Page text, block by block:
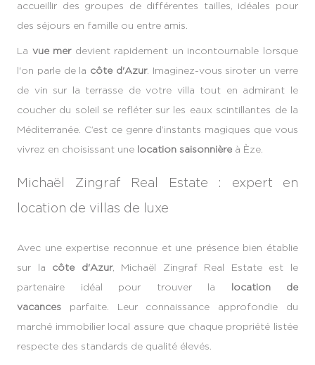
accueillir des groupes de différentes tailles, idéales pour
des séjours en famille ou entre amis.
La vue merdevient rapidement un incontournable lorsque
l'on parle de la côte d'Azur. Imaginez-vous siroter un verre
de vin sur la terrasse de votre villa tout en admirant le
coucher du soleil se refléter sur les eaux scintillantes de la
Méditerranée. C’est ce genre d’instants magiques que vous
vivrez en choisissant une location saisonnière à Èze.
Michaël Zingraf Real Estate : expert en
location de villas de luxe
Avec une expertise reconnue et une présence bien établie
sur la côte d'Azur, Michaël Zingraf Real Estate est le
partenaire idéal pour trouver la location de
vacances parfaite. Leur connaissance approfondie du
marché immobilier local assure que chaque propriété listée
respecte des standards de qualité élevés.